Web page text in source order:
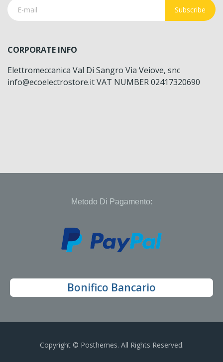
Subscribe
CORPORATE INFO
Elettromeccanica Val Di Sangro Via Veiove, snc
info@ecoelectrostore.it VAT NUMBER 02417320690
Metodo Di Pagamento:
Bonifico Bancario
Copyright © Posthemes. All Rights Reserved.